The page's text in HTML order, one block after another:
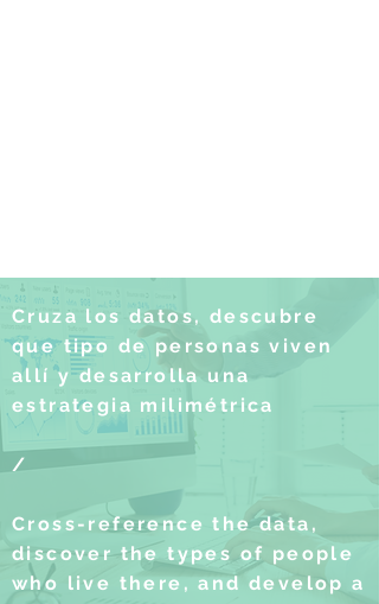
Cruza los datos, descubre
que tipo de personas viven
allí y desarrolla una
estrategia milimétrica
/
Cross-reference the data,
discover the types of people
who live there, and develop a